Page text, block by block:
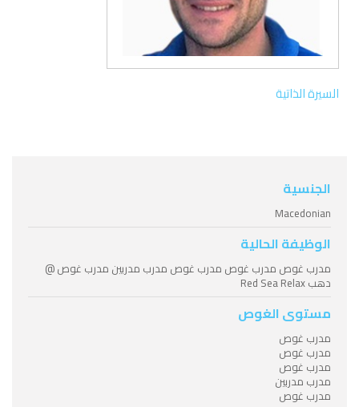
السيرة الذاتية
الجنسية
Macedonian
الوظيفة الحالية
مدرب غوص مدرب غوص مدرب غوص مدرب مدربين مدرب غوص @
دهب Red Sea Relax
مستوى الغوص
مدرب غوص
مدرب غوص
مدرب غوص
مدرب مدربين
مدرب غوص